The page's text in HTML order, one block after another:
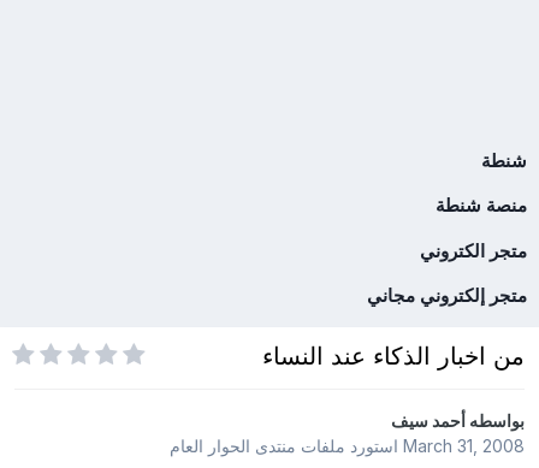
شنطة
منصة شنطة
متجر الكتروني
متجر إلكتروني مجاني
من اخبار الذكاء عند النساء
بواسطهأحمد سيف
March 31, 2008استورد ملفات منتدى الحوار العام